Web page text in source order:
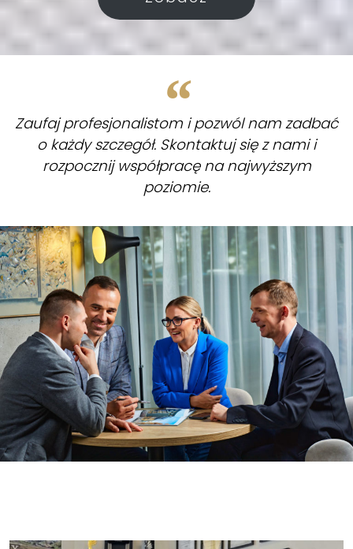
Zaufaj profesjonalistom i pozwól nam zadbać
o każdy szczegół. Skontaktuj się z nami i
rozpocznij współpracę na najwyższym
poziomie.